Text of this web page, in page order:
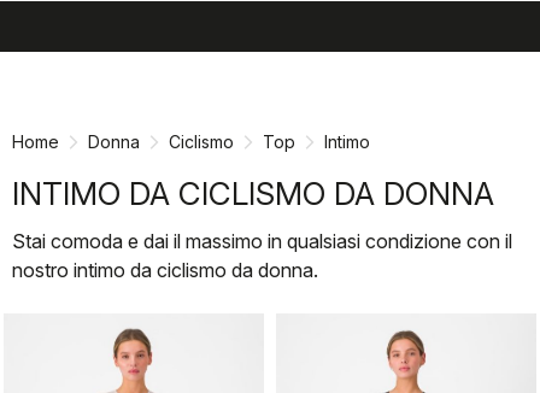
Home Donna Ciclismo Top Intimo
INTIMO DA CICLISMO DA DONNA
Stai comoda e dai il massimo in qualsiasi condizione con il
nostro intimo da ciclismo da donna.